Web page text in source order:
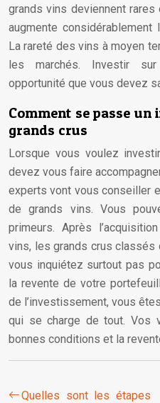
grands vins deviennent
augmente
La rareté des vins à moyen
les marchés. Investir
opportunité que vous devez
Comment se passe un
grands crus
Lorsque vous voulez
devez vous faire
experts vont vous conseiller
de grands vins. Vous
primeurs. Après
vins, les grands crus classés
vous inquiétez surtout pas
la revente de votre
de l’investissement, vous
qui se charge de tout. Vos
bonnes conditions et la
Quelles sont les étapes